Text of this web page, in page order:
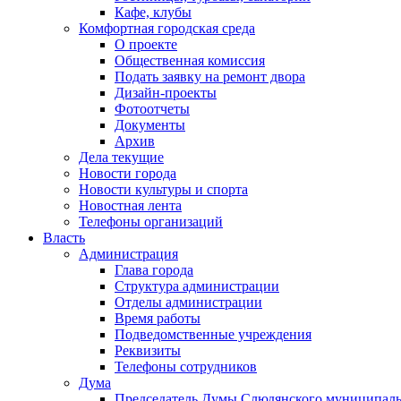
Кафе, клубы
Комфортная городская среда
О проекте
Общественная комиссия
Подать заявку на ремонт двора
Дизайн-проекты
Фотоотчеты
Документы
Архив
Дела текущие
Новости города
Новости культуры и спорта
Новостная лента
Телефоны организаций
Власть
Администрация
Глава города
Структура администрации
Отделы администрации
Время работы
Подведомственные учреждения
Реквизиты
Телефоны сотрудников
Дума